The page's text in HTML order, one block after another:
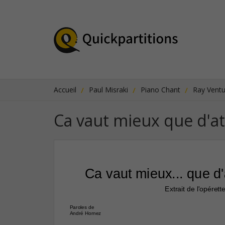
Accueil Paul Misraki Piano Chant Ray
Ca vaut mieux que
Ca vaut mieux... que
Paroles de
André Hornez
Extrait de